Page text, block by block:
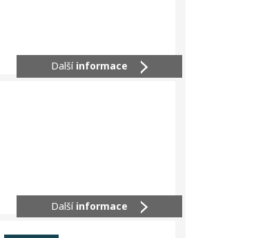
Další informace
Další informace